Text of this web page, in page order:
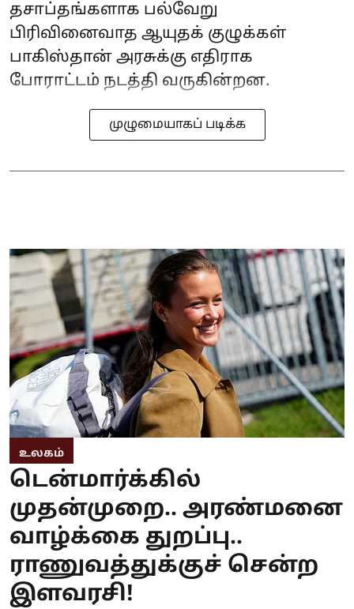
தசாப்தங்களாக பல்வேறு
பிரிவினைவாத ஆயுதக் குழுக்கள்
பாகிஸ்தான் அரசுக்கு எதிராக
போராட்டம் நடத்தி வருகின்றன.
முழுமையாகப் படிக்க
உலகம்
டென்மார்க்கில்
முதன்முறை.. அரண்மனை
வாழ்க்கை துறப்பு..
ராணுவத்துக்குச் சென்ற
இளவரசி!